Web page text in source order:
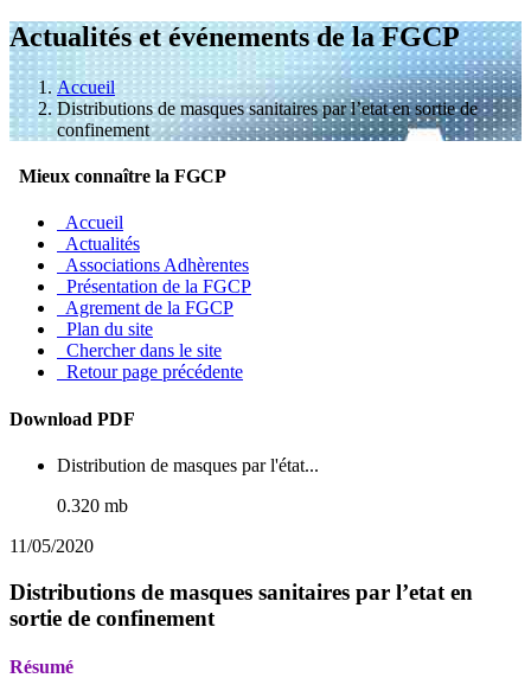
Actualités et événements de la FGCP
Accueil
Distributions de masques sanitaires par l’etat en sortie de
confinement
Mieux connaître la FGCP
Accueil
Actualités
Associations Adhèrentes
Présentation de la FGCP
Agrement de la FGCP
Plan du site
Chercher dans le site
Retour page précédente
Download PDF
Distribution de masques par l'état...
0.320 mb
11/05/2020
Distributions de masques sanitaires par l’etat en
sortie de confinement
Résumé